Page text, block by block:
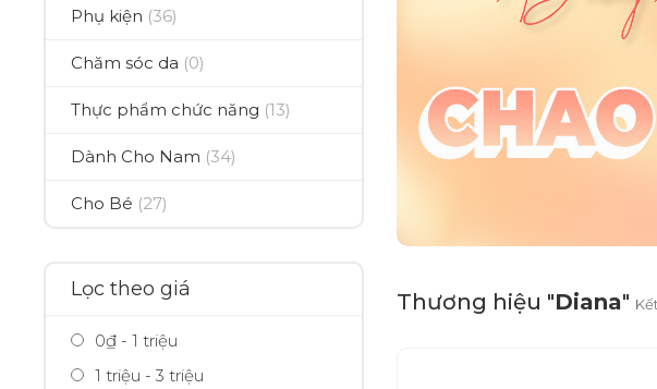
Phụ kiện (36)
Chăm sóc da (0)
Thực phẩm chức năng (13)
Dành Cho Nam (34)
Cho Bé (27)
Lọc theo giá
0₫ - 1 triệu
1 triệu - 3 triệu
Thương hiệu "Diana"